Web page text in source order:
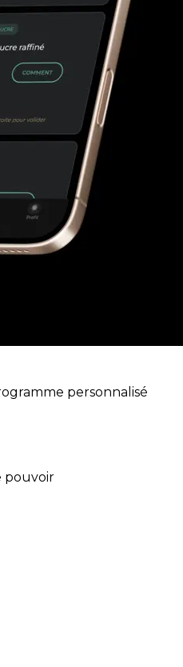
personnalisé
pouvoir